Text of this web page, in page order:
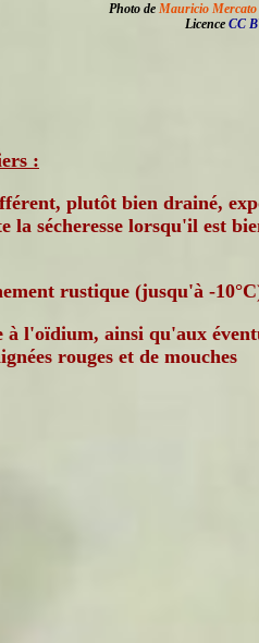
Photo de Mauricio Mercato
Licence CC
:
plutôt bien drainé,
la sécheresse lorsqu'il est
rustique (jusqu'à -
à l'oïdium, ainsi qu'aux
rouges et de mouches